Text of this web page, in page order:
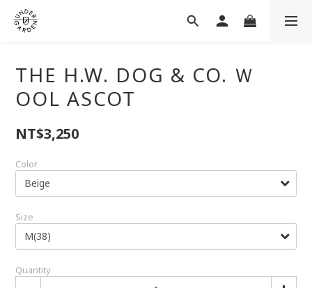
THE H.W. DOG & CO. Ｗ
OOL ASCOT
NT$3,250
Color
Size
Quantity